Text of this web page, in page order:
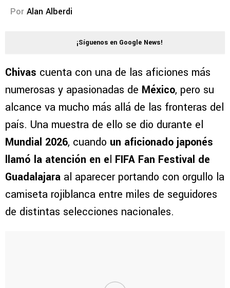
Por Alan Alberdi
¡Síguenos en Google News!
Chivas cuenta con una de las aficiones más
numerosas y apasionadas de México, pero su
alcance va mucho más allá de las fronteras del
país. Una muestra de ello se dio durante el
Mundial 2026, cuando un aficionado japonés
llamó la atención en el FIFA Fan Festival de
Guadalajara al aparecer portando con orgullo la
camiseta rojiblanca entre miles de seguidores
de distintas selecciones nacionales.